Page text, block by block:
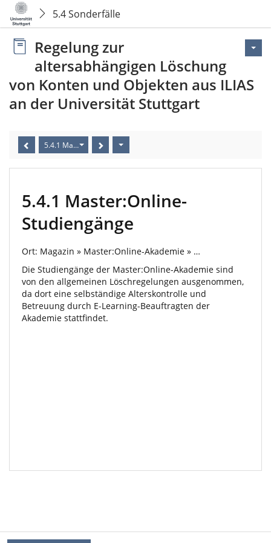
5.4 Sonderfälle
Regelung zur
altersabhängigen Löschung
von Konten und Objekten aus ILIAS
an der Universität Stuttgart
5.4.1 Master:Online-Studiengänge
5.4.1 Master:Online-
Studiengänge
Ort: Magazin » Master:Online-Akademie » …
Die Studiengänge der Master:Online-Akademie sind
von den allgemeinen Löschregelungen ausgenommen,
da dort eine selbständige Alterskontrolle und
Betreuung durch E-Learning-Beauftragten der
Akademie stattfindet.